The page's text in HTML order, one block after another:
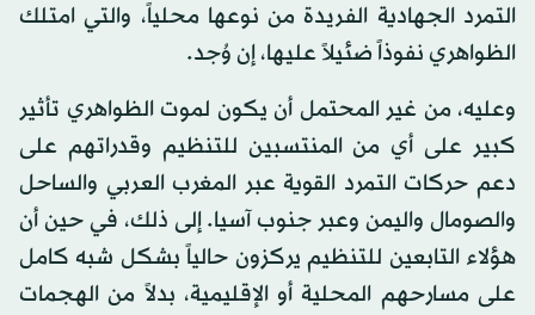
التمرد الجهادية الفريدة من نوعها محلياً، والتي امتلك
الظواهري نفوذاً ضئيلاً عليها، إن وُجد.
وعليه، من غير المحتمل أن يكون لموت الظواهري تأثير
كبير على أي من المنتسبين للتنظيم وقدراتهم على
دعم حركات التمرد القوية عبر المغرب العربي والساحل
والصومال واليمن وعبر جنوب آسيا. إلى ذلك، في حين أن
هؤلاء التابعين للتنظيم يركزون حالياً بشكل شبه كامل
على مسارحهم المحلية أو الإقليمية، بدلاً من الهجمات